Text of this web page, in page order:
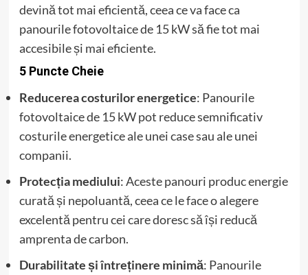
devină tot mai eficientă, ceea ce va face ca
panourile fotovoltaice de 15 kW să fie tot mai
accesibile și mai eficiente.
5 Puncte Cheie
Reducerea costurilor energetice: Panourile
fotovoltaice de 15 kW pot reduce semnificativ
costurile energetice ale unei case sau ale unei
companii.
Protecția mediului: Aceste panouri produc energie
curată și nepoluantă, ceea ce le face o alegere
excelentă pentru cei care doresc să își reducă
amprenta de carbon.
Durabilitate și întreținere minimă: Panourile